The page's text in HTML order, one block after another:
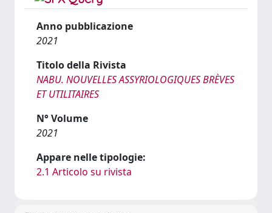
Anno pubblicazione
2021
Titolo della Rivista
NABU. NOUVELLES ASSYRIOLOGIQUES BRÈVES
ET UTILITAIRES
N° Volume
2021
Appare nelle tipologie:
2.1 Articolo su rivista